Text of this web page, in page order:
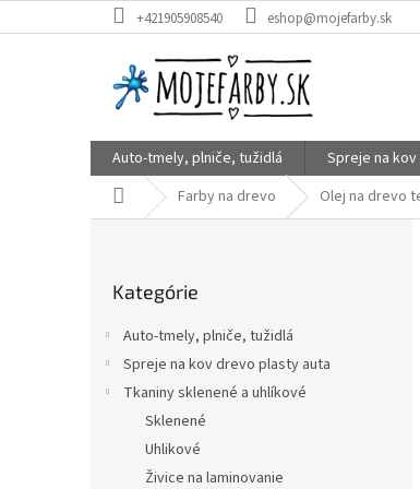
na
+421905908540 eshop@mojefarby.sk
Auto-tmely, plniče, tužidlá Spreje na
DomovFarby na drevo Olej na drevo
kategórie
Kategórie
Auto-tmely, plniče, tužidlá
Spreje na kov drevo plasty auta
Tkaniny sklenené a uhlíkové
Sklenené
Uhlikové
Živice na laminovanie